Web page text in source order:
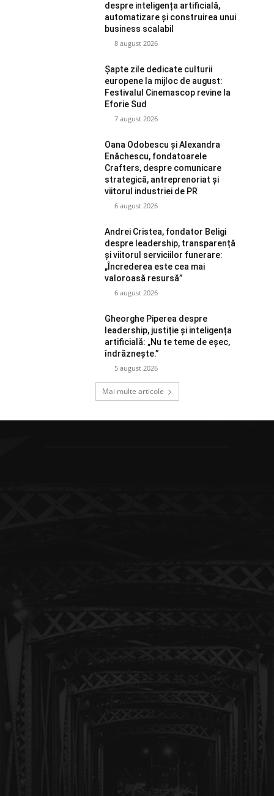
despre inteligența artificială,
automatizare și construirea unui
business scalabil
8 august 2026
Șapte zile dedicate culturii
europene la mijloc de august:
Festivalul Cinemascop revine la
Eforie Sud
7 august 2026
Oana Odobescu și Alexandra
Enăchescu, fondatoarele
Crafters, despre comunicare
strategică, antreprenoriat și
viitorul industriei de PR
6 august 2026
Andrei Cristea, fondator Beligi
despre leadership, transparență
și viitorul serviciilor funerare:
„Încrederea este cea mai
valoroasă resursă”
6 august 2026
Gheorghe Piperea despre
leadership, justiție și inteligența
artificială: „Nu te teme de eșec,
îndrăznește.”
5 august 2026
Mai multe articole